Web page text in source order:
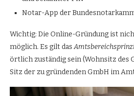
Notar-App der
Wichtig: Die Online-Gründung ist
möglich. Es gilt das
örtlich zuständig sein (Wohnsitz des
Sitz der zu gründenden GmbH im